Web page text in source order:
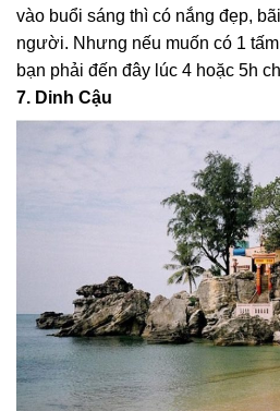
vào buổi sáng thì có nắng đẹp,
người. Nhưng nếu muốn có 1
bạn phải đến đây lúc 4 hoặc 5h
7. Dinh Cậu